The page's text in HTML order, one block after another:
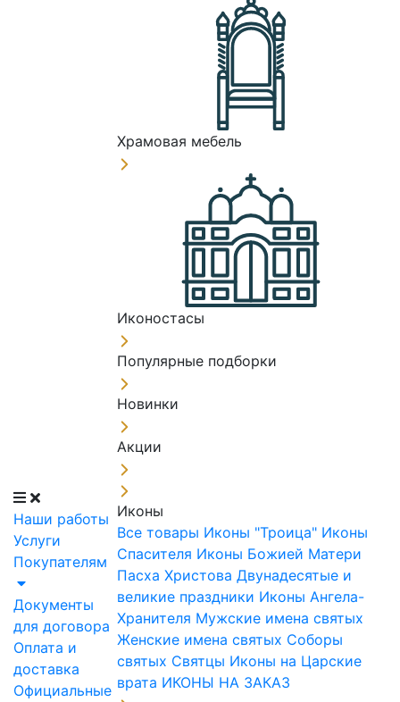
Наши работы
Услуги
Покупателям
Документы
для договора
Оплата и
доставка
Официальные
Храмовая мебель
Иконостасы
Популярные подборки
Новинки
Акции
Иконы
Все товары Иконы "Троица" Иконы
Спасителя Иконы Божией Матери
Пасха Христова Двунадесятые и
великие праздники Иконы Ангела-
Хранителя Мужские имена святых
Женские имена святых Соборы
святых Святцы Иконы на Царские
врата ИКОНЫ НА ЗАКАЗ